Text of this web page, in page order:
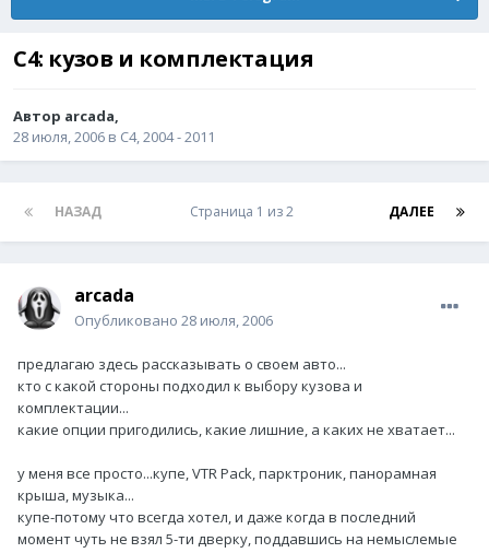
C4: кузов и комплектация
Автор arcada,
28 июля, 2006 в С4, 2004 - 2011
НАЗАД ДАЛЕЕ
Страница 1 из 2
arcada
Опубликовано 28 июля, 2006
предлагаю здесь рассказывать о своем авто...
кто с какой стороны подходил к выбору кузова и
комплектации...
какие опции пригодились, какие лишние, а каких не хватает...
у меня все просто...купе, VTR Pack, парктроник, панорамная
крыша, музыка...
купе-потому что всегда хотел, и даже когда в последний
момент чуть не взял 5-ти дверку, поддавшись на немыслемые